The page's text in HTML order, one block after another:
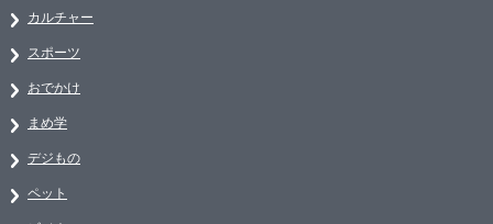
カルチャー
スポーツ
おでかけ
まめ学
デジもの
ペット